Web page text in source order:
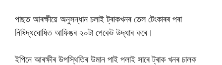
পাছত আৰক্ষীয়ে অনুসন্ধান চলাই ট্ৰাকখনৰ তেল টেংকাৰৰ পৰা
নিষিদ্ধঘোষিত আফিঙৰ ২০টা পেকেট উদ্ধাৰ কৰে।
ইপিনে আৰক্ষীৰ উপস্থিতিৰ উমান পাই পলাই সাৰে ট্ৰাক খনৰ চালক